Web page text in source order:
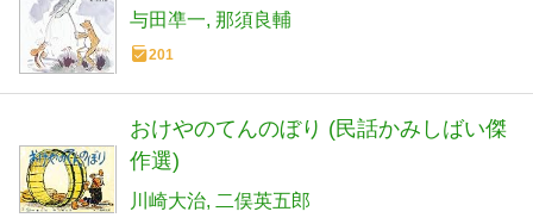
与田凖一 那須良輔
201
おけやのてんのぼり (民話かみしばい傑
作選)
川崎大治 二俣英五郎